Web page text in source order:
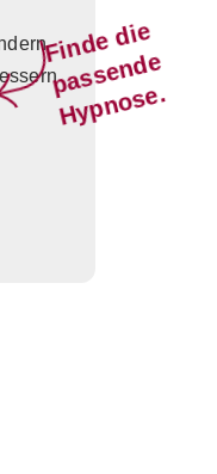
Fi
n
d
e
di
e
p
a
s
s
e
n
d
e
H
y
p
n
o
s
e.